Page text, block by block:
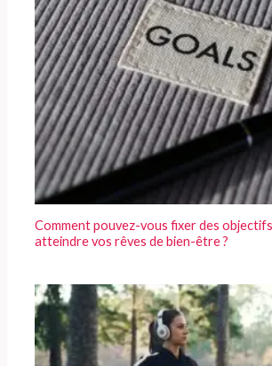
Comment pouvez-vous fixer des
atteindre vos rêves de bien-être ?